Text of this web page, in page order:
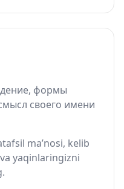
формы
своего имени
ma’nosi, kelib
yaqinlaringizni